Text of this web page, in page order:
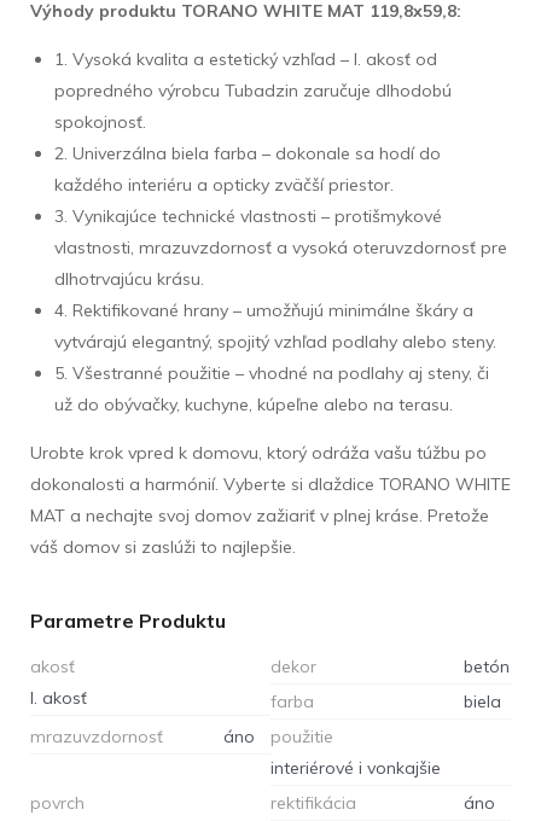
Výhody produktu TORANO WHITE MAT 119,8x59,8:
1. Vysoká kvalita a estetický vzhľad – I. akosť od
popredného výrobcu Tubadzin zaručuje dlhodobú
spokojnosť.
2. Univerzálna biela farba – dokonale sa hodí do
každého interiéru a opticky zväčší priestor.
3. Vynikajúce technické vlastnosti – protišmykové
vlastnosti, mrazuvzdornosť a vysoká oteruvzdornosť pre
dlhotrvajúcu krásu.
4. Rektifikované hrany – umožňujú minimálne škáry a
vytvárajú elegantný, spojitý vzhľad podlahy alebo steny.
5. Všestranné použitie – vhodné na podlahy aj steny, či
už do obývačky, kuchyne, kúpeľne alebo na terasu.
Urobte krok vpred k domovu, ktorý odráža vašu túžbu po
dokonalosti a harmónií. Vyberte si dlaždice TORANO WHITE
MAT a nechajte svoj domov zažiariť v plnej kráse. Pretože
váš domov si zaslúži to najlepšie.
Parametre Produktu
akosť
I. akosť
dekor
betón
farba
biela
mrazuvzdornosť
áno
použitie
interiérové i vonkajšie
povrch
rektifikácia
áno